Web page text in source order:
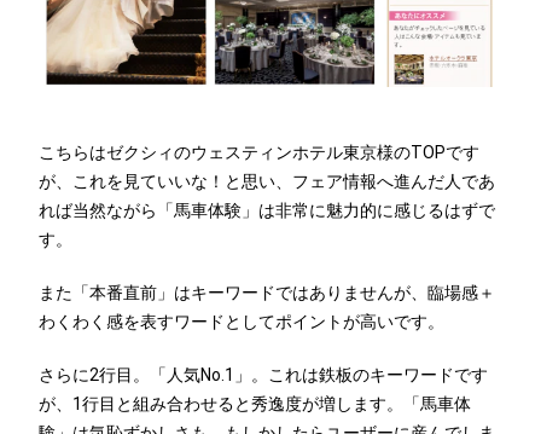
こちらはゼクシィのウェスティンホテル東京様のTOPです
が、これを見ていいな！と思い、フェア情報へ進んだ人であ
れば当然ながら「馬車体験」は非常に魅力的に感じるはずで
す。
また「本番直前」はキーワードではありませんが、臨場感＋
わくわく感を表すワードとしてポイントが高いです。
さらに2行目。「人気No.1」。これは鉄板のキーワードです
が、1行目と組み合わせると秀逸度が増します。「馬車体